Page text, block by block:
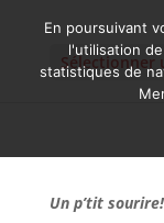
Sélectionner
Un p’tit sourire!
En poursuivant
l'utilisation
statistiques de